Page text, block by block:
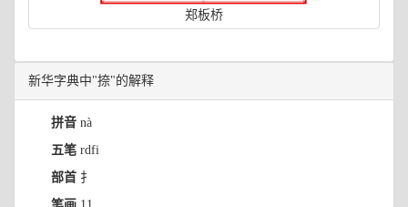
郑板桥
新华字典中"捺"的解释
拼音 nà
五笔 rdfi
部首 扌